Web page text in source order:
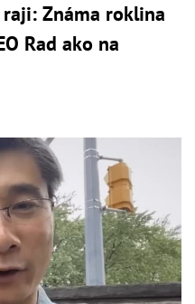
Známa roklina
Rad ako na